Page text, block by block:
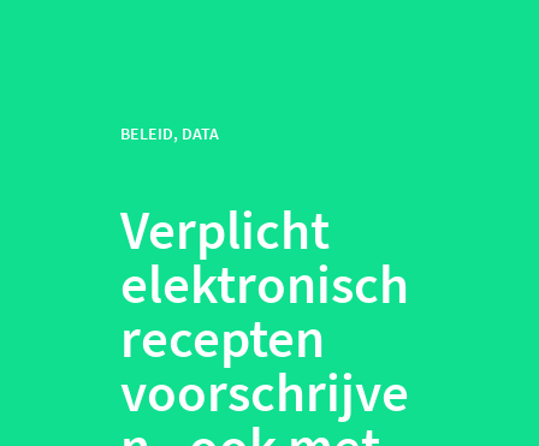
BELEID, DATA
Verplicht
elektronisch
recepten
voorschrijve